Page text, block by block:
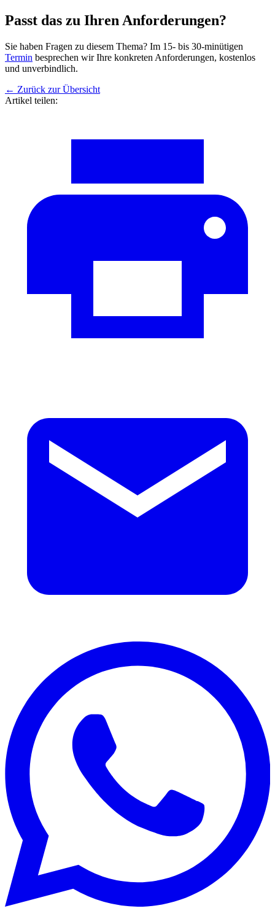
Passt das zu Ihren Anforderungen?
Sie haben Fragen zu diesem Thema? Im 15- bis 30-minütigen
Termin besprechen wir Ihre konkreten Anforderungen, kostenlos
und unverbindlich.
← Zurück zur Übersicht
Artikel teilen: